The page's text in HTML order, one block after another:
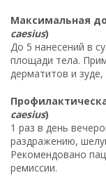
Максимальная
caesius)
До 5 нанесений в
площади тела.
дерматитов и
caesius)
1 раз в день
раздражению,
Рекомендовано
ремиссии.